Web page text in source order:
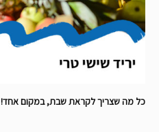
כל מה שצריך לקראת שבת, במקום אחד!